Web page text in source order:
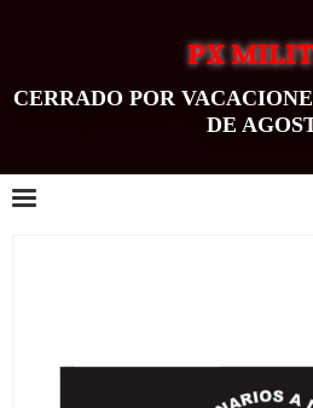
PX
CERRADO POR
DE